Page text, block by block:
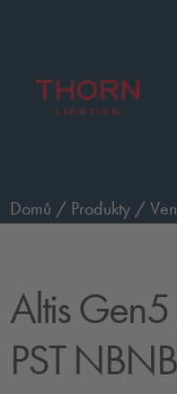
Domů / Produkty /
Altis Gen5
PST